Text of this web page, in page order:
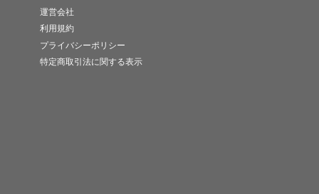
運営会社
利用規約
プライバシーポリシー
特定商取引法に関する表示